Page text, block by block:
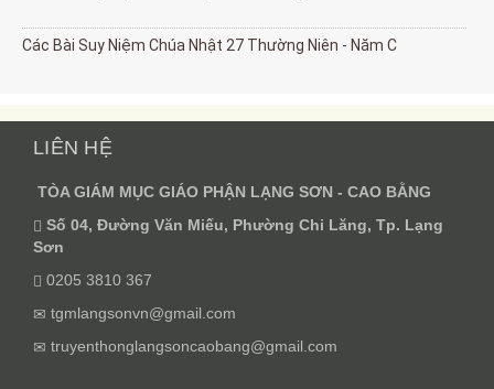
Các Bài Suy Niệm Chúa Nhật 27 Thường Niên - Năm C
LIÊN HỆ
TÒA GIÁM MỤC GIÁO PHẬN LẠNG SƠN - CAO BẰNG
Số 04, Đường Văn Miếu, Phường Chi Lăng, Tp. Lạng
Sơn
0205 3810 367
tgmlangsonvn@gmail.com
truyenthonglangsoncaobang@gmail.com